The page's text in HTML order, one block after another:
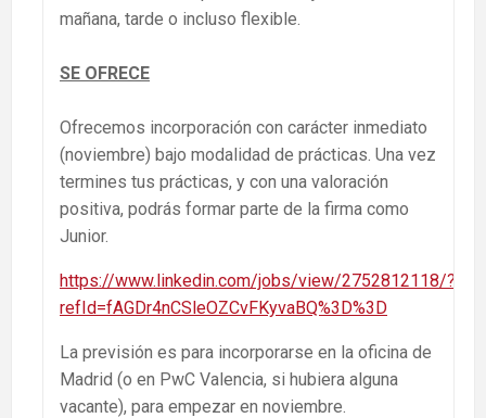
mañana, tarde o incluso flexible.
SE OFRECE
Ofrecemos incorporación con carácter inmediato
(noviembre) bajo modalidad de prácticas. Una vez
termines tus prácticas, y con una valoración
positiva, podrás formar parte de la firma como
Junior.
https://www.linkedin.com/jobs/view/2752812118/?
refId=fAGDr4nCSleOZCvFKyvaBQ%3D%3D
La previsión es para incorporarse en la oficina de
Madrid (o en PwC Valencia, si hubiera alguna
vacante), para empezar en noviembre.